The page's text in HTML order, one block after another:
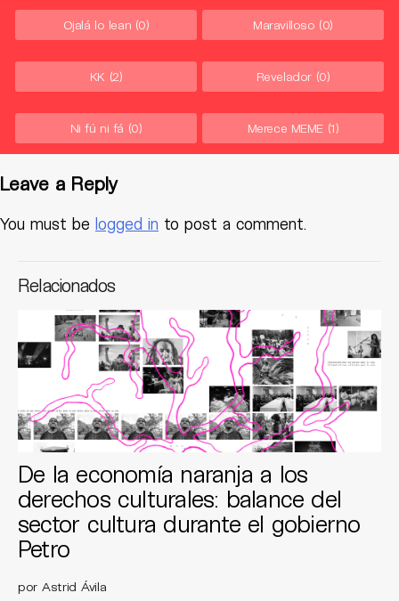
Ojalá lo lean (0) Maravilloso (0)
KK (2) Revelador (0)
Ni fú ni fá (0) Merece MEME (1)
Leave a Reply
You must be logged in to post a comment.
Relacionados
De la economía naranja a los
derechos culturales: balance del
sector cultura durante el gobierno
Petro
por Astrid Ávila